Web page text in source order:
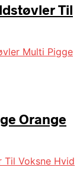
Til
Orange